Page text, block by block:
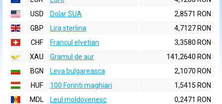
USD
Dolar SUA
2,8571 RON
GBP
Lira sterlina
4,7127 RON
CHF
Francul elvetian
3,3580 RON
XAU
Gramul de aur
141,2640 RON
BGN
Leva bulgareasca
2,1070 RON
HUF
100 Forinti maghiari
1,5415 RON
MDL
Leul moldovenesc
0,2471 RON